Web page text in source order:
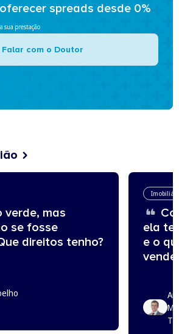
spreads desde 0%
sua prestação
Falar com o Doutor
verde, mas
se fosse
direitos tenho?
ela
e o